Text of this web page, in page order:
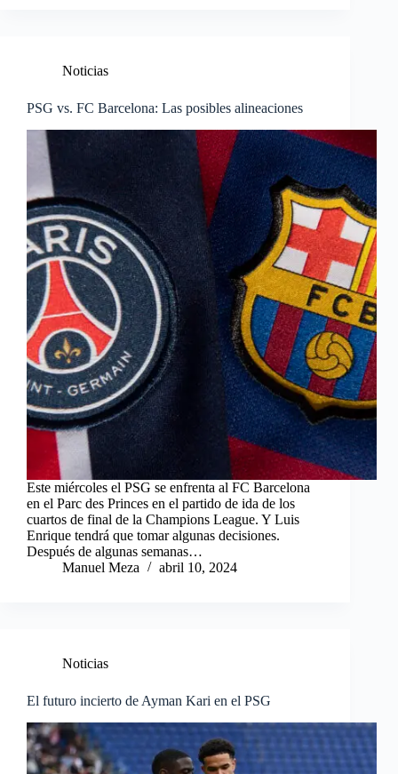
Noticias
PSG vs. FC Barcelona: Las posibles alineaciones
Este miércoles el PSG se enfrenta al FC Barcelona
en el Parc des Princes en el partido de ida de los
cuartos de final de la Champions League. Y Luis
Enrique tendrá que tomar algunas decisiones.
Después de algunas semanas…
Manuel Meza
abril 10, 2024
Noticias
El futuro incierto de Ayman Kari en el PSG